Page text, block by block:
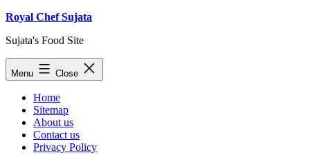
Skip
content
Royal Chef Sujata
Sujata's Food Site
Menu Close
Home
Sitemap
About us
Contact us
Privacy Policy